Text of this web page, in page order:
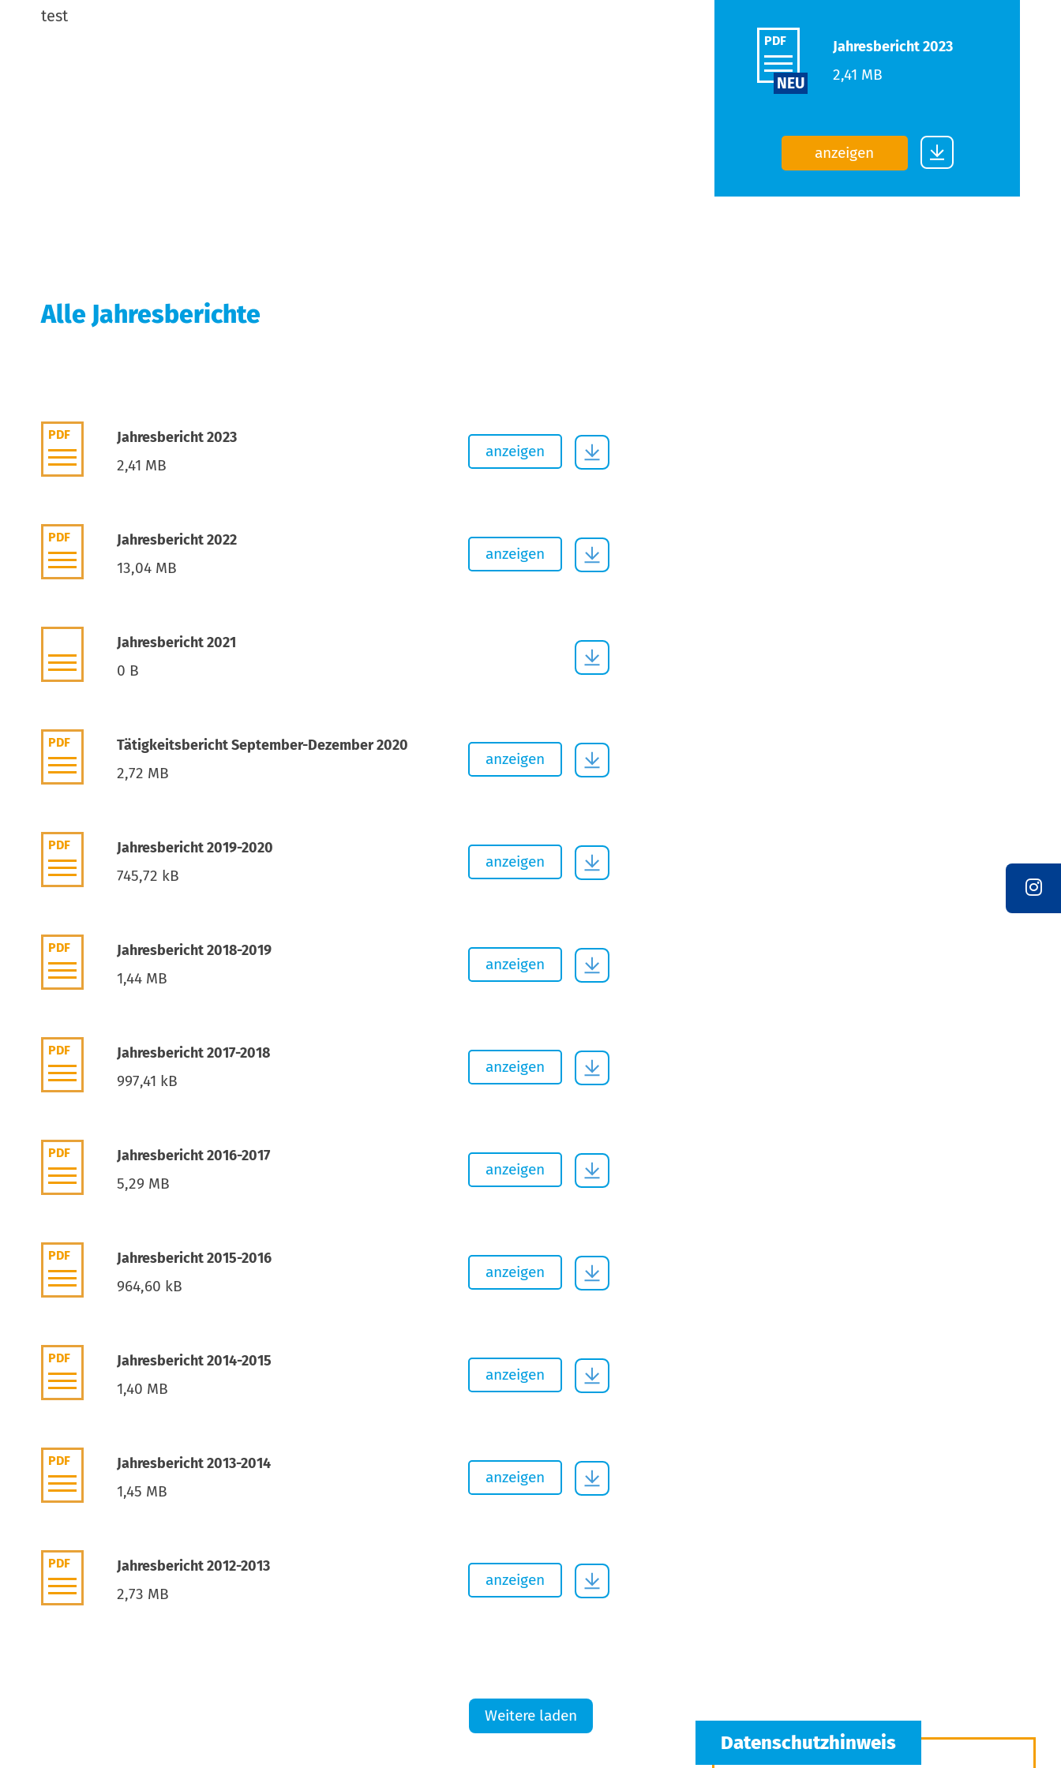
test
PDF
NEU
Jahresbericht 2023
2,41 MB
anzeigen
Alle Jahresberichte
PDF Jahresbericht 2023
2,41 MB
anzeigen
PDF Jahresbericht 2022
13,04 MB
anzeigen
Jahresbericht 2021
0 B
PDF Tätigkeitsbericht September-Dezember 2020
2,72 MB
anzeigen
PDF Jahresbericht 2019-2020
745,72 kB
anzeigen
PDF Jahresbericht 2018-2019
1,44 MB
anzeigen
PDF Jahresbericht 2017-2018
997,41 kB
anzeigen
PDF Jahresbericht 2016-2017
5,29 MB
anzeigen
PDF Jahresbericht 2015-2016
964,60 kB
anzeigen
PDF Jahresbericht 2014-2015
1,40 MB
anzeigen
PDF Jahresbericht 2013-2014
1,45 MB
anzeigen
PDF Jahresbericht 2012-2013
2,73 MB
anzeigen
Weitere laden